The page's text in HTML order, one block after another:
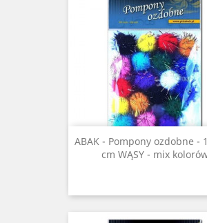
ABAK - Pompony ozdobne -
cm WĄSY - mix